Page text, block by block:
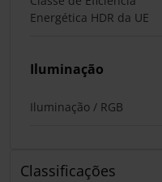
Energética HDR da UE
Iluminação
Iluminação / RGB
Classificações